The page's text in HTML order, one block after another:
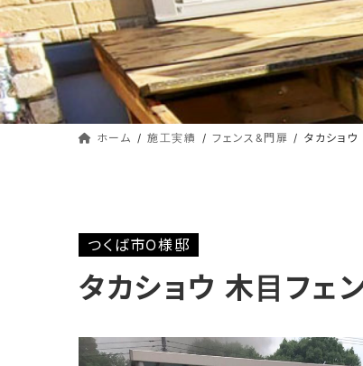
ホーム 施工実績 フェンス&門扉 タカショ
つくば市O様邸
タカショウ 木目フェ